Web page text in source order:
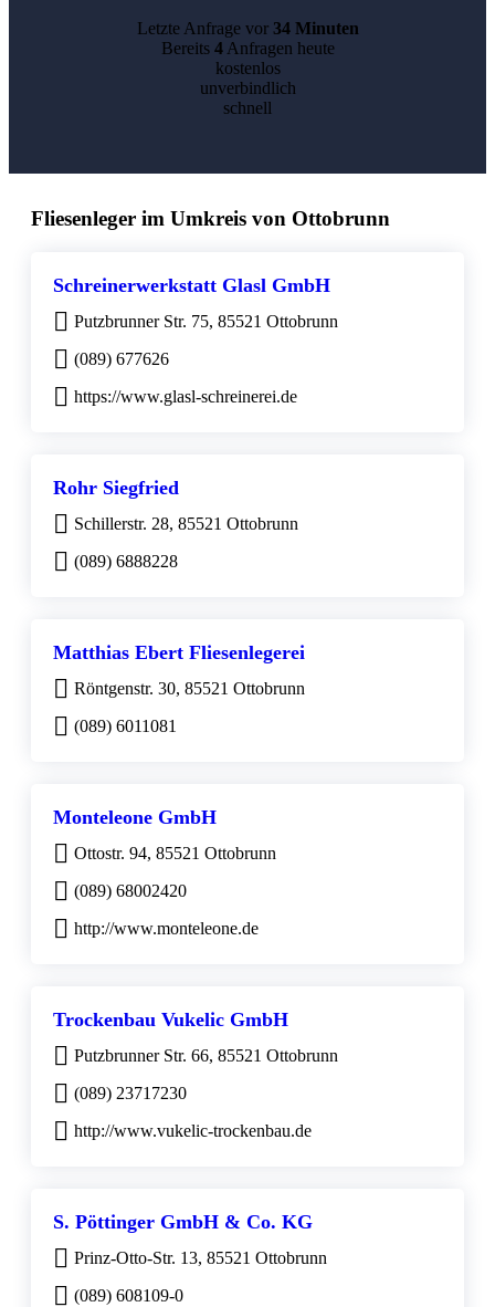
Letzte Anfrage vor 34 Minuten
Bereits 4Anfragen heute
kostenlos
unverbindlich
schnell
Fliesenleger im Umkreis von Ottobrunn
Schreinerwerkstatt Glasl GmbH
Putzbrunner Str. 75, 85521 Ottobrunn
(089) 677626
https://www.glasl-schreinerei.de
Rohr Siegfried
Schillerstr. 28, 85521 Ottobrunn
(089) 6888228
Matthias Ebert Fliesenlegerei
Röntgenstr. 30, 85521 Ottobrunn
(089) 6011081
Monteleone GmbH
Ottostr. 94, 85521 Ottobrunn
(089) 68002420
http://www.monteleone.de
Trockenbau Vukelic GmbH
Putzbrunner Str. 66, 85521 Ottobrunn
(089) 23717230
http://www.vukelic-trockenbau.de
S. Pöttinger GmbH & Co. KG
Prinz-Otto-Str. 13, 85521 Ottobrunn
(089) 608109-0